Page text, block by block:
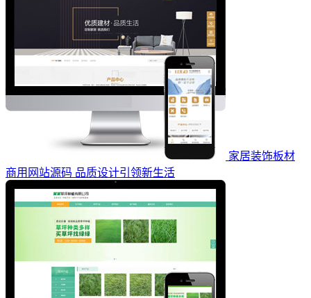
家居装饰板材
商用网站源码 品质设计引领新生活